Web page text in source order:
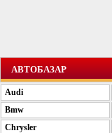
АВТОБАЗАР
Audi
Bmw
Chrysler